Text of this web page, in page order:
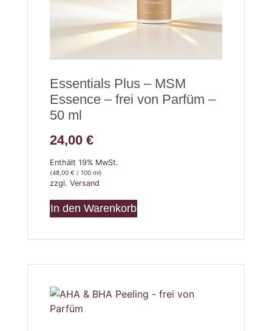
Essentials Plus – MSM
Essence – frei von Parfüm –
50 ml
24,00 €
Enthält 19% MwSt.
(48,00 € / 100 ml)
zzgl. Versand
In den Warenkorb